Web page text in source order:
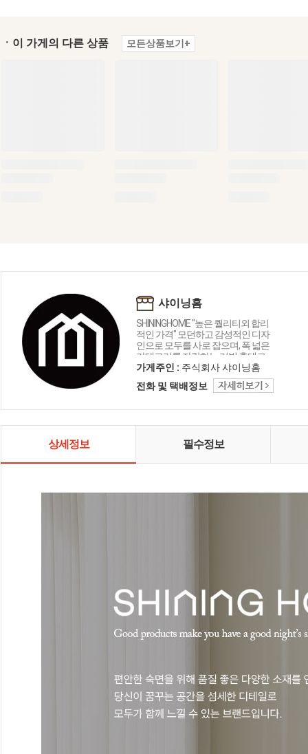
ㆍ이 가게의 다른 상품 모든상품보기+
샤이닝홈
SHININGHOME "높은 퀄리티외 합리
적인 가격" 모던하고 감성적인 디자
인으로 모두를 사로 잡으며, 폭 넓은
카테고리를 자랑하는 리빙 홈데코
인테리어 샤이닝홈입니다.
가게주인 : 주식회사 샤이닝홈
전화 및 택배정보
상세정보 필수정보